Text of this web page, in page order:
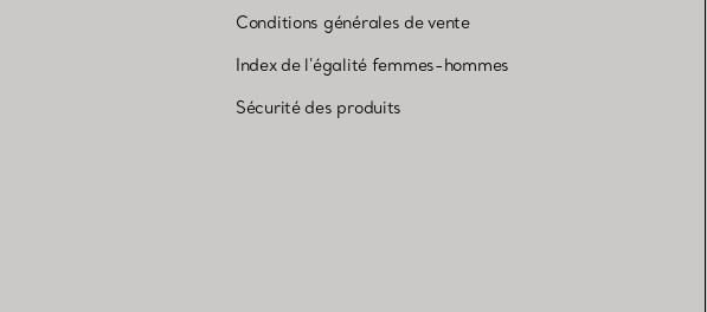
Conditions générales de vente
Index de l'égalité femmes-hommes
Sécurité des produits